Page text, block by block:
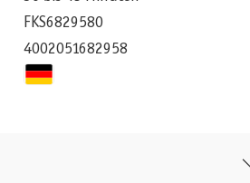
FKS6829580
4002051682958